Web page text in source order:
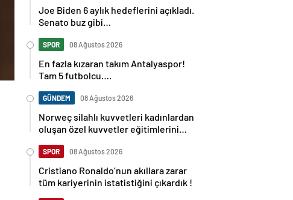
Joe Biden 6 aylık hedeflerini açıkladı.
Senato buz gibi…
SPOR 08 Ağustos 2026
En fazla kızaran takım Antalyaspor!
Tam 5 futbolcu….
GÜNDEM 08 Ağustos 2026
Norweç silahlı kuvvetleri kadınlardan
oluşan özel kuvvetler eğitimlerini
SPOR 08 Ağustos 2026
Cristiano Ronaldo’nun akıllara zarar
tüm kariyerinin istatistiğini çıkardık !